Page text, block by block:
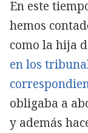
En este
hemos
como la hija
en los
obligaba a
y además